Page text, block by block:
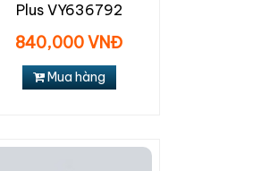
Plus VY636792
840,000 VNĐ
Mua hàng